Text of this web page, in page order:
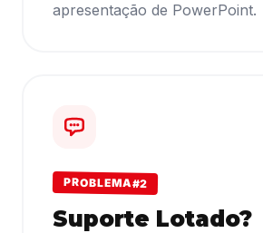
apresentação de PowerPoint.
PROBLEMA #2
Suporte Lotado?